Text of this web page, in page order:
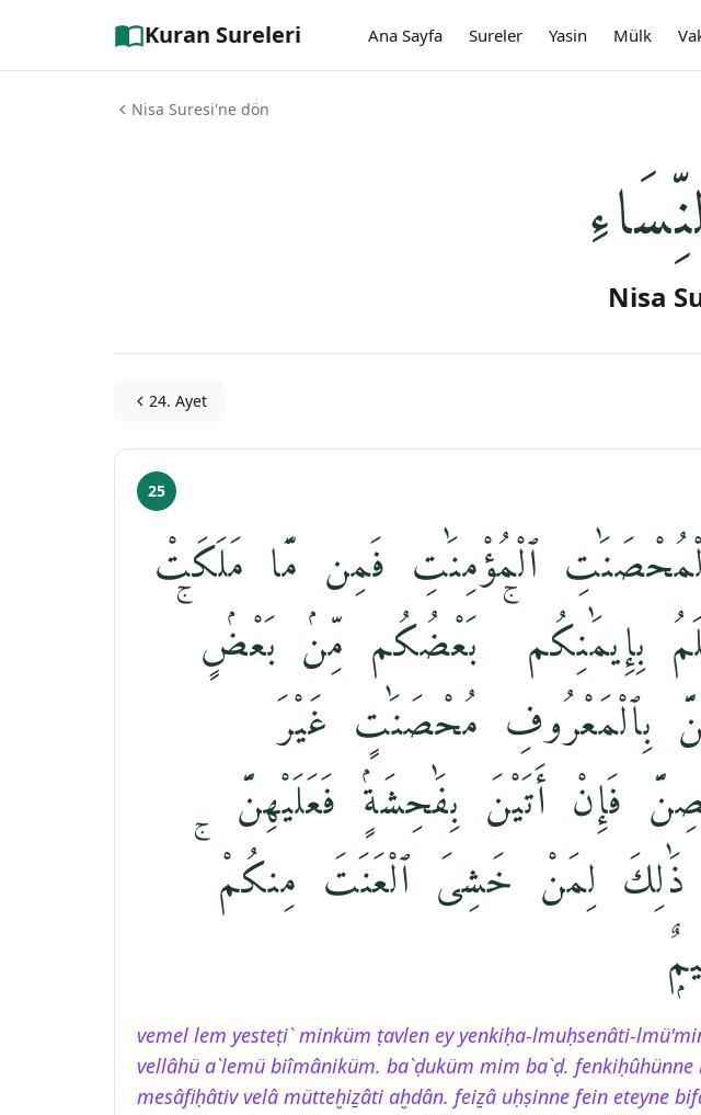
Kuran Sureleri Ana Sayfa Sureler Yasin Mülk
Nisa Suresi'ne dön
Nisa
24. Ayet
25
ٱلْمُؤْمِنَٰتِ فَمِن مَّا مَلَكَتْ
بِإِيمَٰنِكُم ۚ بَعْضُكُم مِّنۢ بَعْضٍۢ
بِٱلْمَعْرُوفِ مُحْصَنَٰتٍ غَيْرَ
فَإِنْ أَتَيْنَ بِفَٰحِشَةٍۢ فَعَلَيْهِنَّ
لِمَنْ خَشِىَ ٱلْعَنَتَ مِنكُمْ
vemel lem yesteṭi` minküm ṭavlen ey yenkiḥa-lmuḥsenâti-
vellâhü a`lemü biîmâniküm. ba`ḍuküm mim ba`ḍ.
mesâfiḥâtiv velâ mütteḫiẕâti aḫdân. feiẕâ uḥṣinne fein eteyne